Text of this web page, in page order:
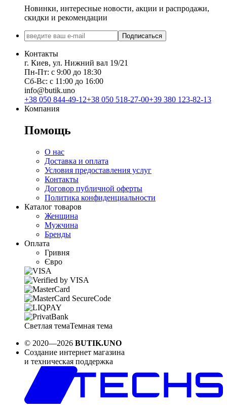
Новинки, интересные новости, акции и распродажи,
скидки и рекомендации
Подписаться
Контакты
г. Киев, ул. Нижний вал 19/21
Пн-Пт: с 9:00 до 18:30
Сб-Вс: с 11:00 до 16:00
info@butik.uno
+38 050 844-49-12+38 050 518-27-00+39 380 123-82-13
Компания
Помощь
О нас
Доставка и оплата
Условия предоставления услуг
Контакты
Договор публичной оферты
Политика конфиденциальности
Каталог товаров
Женщина
Мужчина
Бренды
Оплата
Гривня
Євро
Светлая темаТемная тема
© 2020—2026 BUTIK.UNO
Создание интернет магазина
и техническая поддержка